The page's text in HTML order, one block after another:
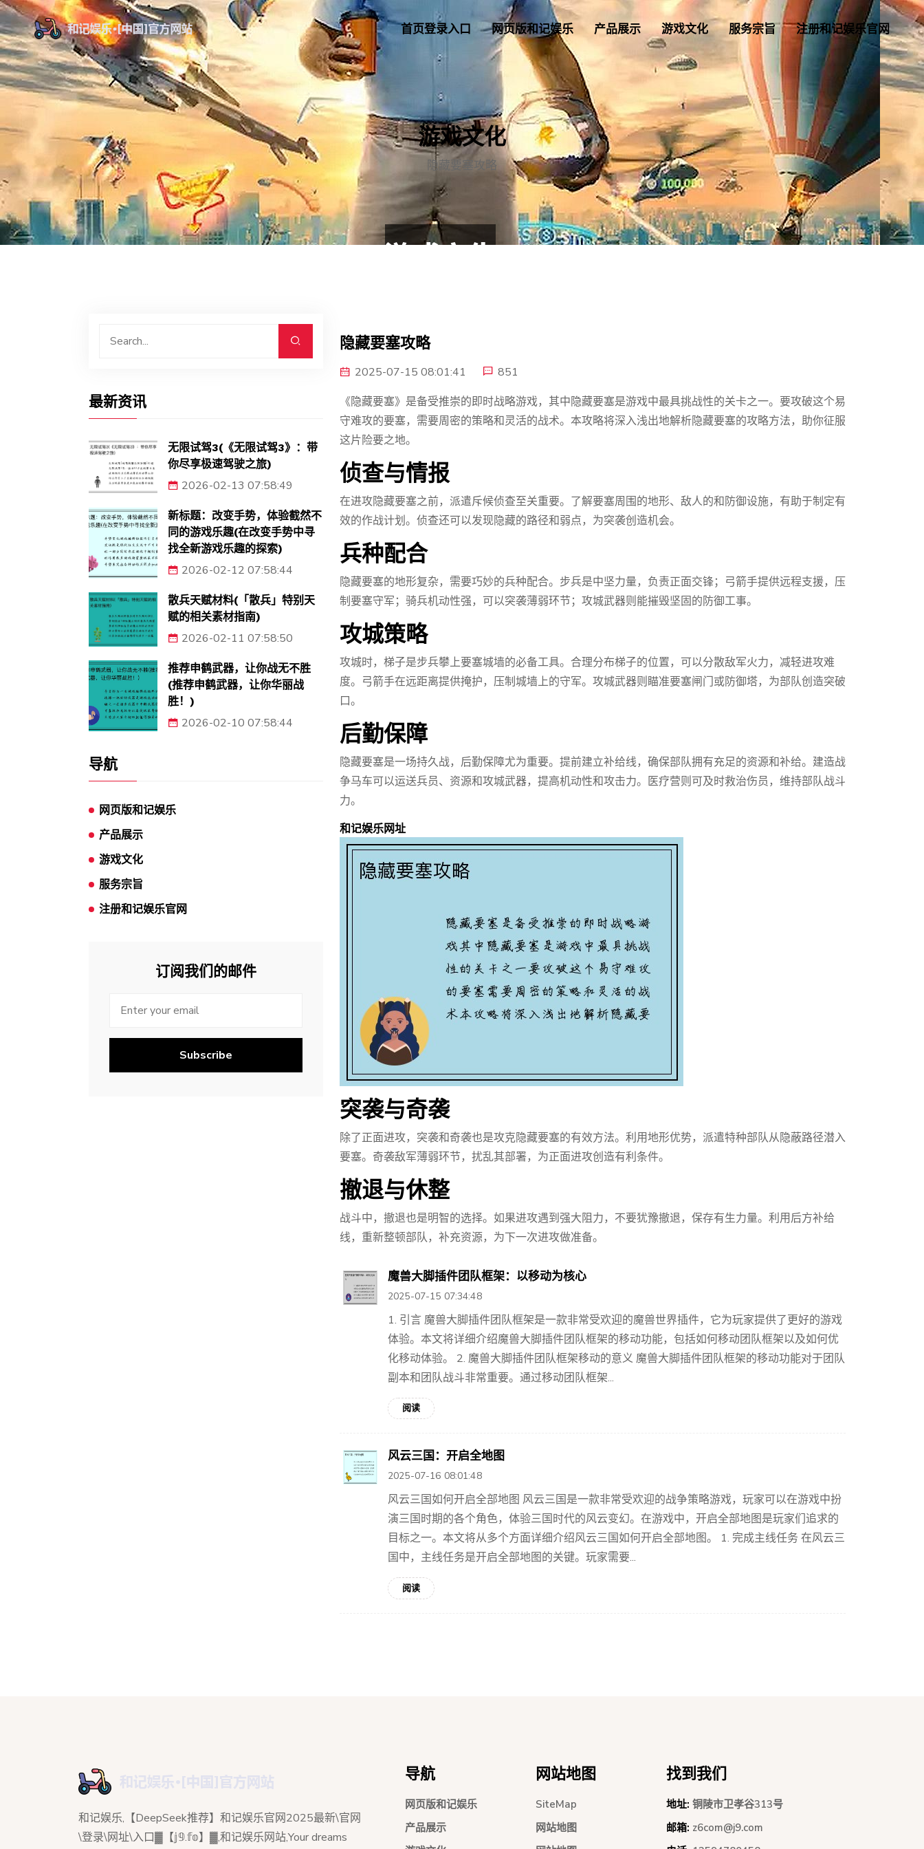
首页登录入口 网页版和记娱乐 产品展示 游戏文化 服务宗旨 注册和记娱乐官网
游戏文化
隐藏要塞攻略
最新资讯
无限试驾3(《无限试驾3》：带
你尽享极速驾驶之旅)
2026-02-13 07:58:49
新标题：改变手势，体验截然不
同的游戏乐趣(在改变手势中寻
找全新游戏乐趣的探索)
2026-02-12 07:58:44
散兵天赋材料(「散兵」特别天
赋的相关素材指南)
2026-02-11 07:58:50
推荐申鹤武器，让你战无不胜
(推荐申鹤武器，让你华丽战
胜！)
2026-02-10 07:58:44
导航
网页版和记娱乐
产品展示
游戏文化
服务宗旨
注册和记娱乐官网
订阅我们的邮件
Subscribe
隐藏要塞攻略
2025-07-15 08:01:41
851
《隐藏要塞》是备受推崇的即时战略游戏，其中隐藏要塞是游戏中最具挑战性的关卡之一。要攻破这个易
守难攻的要塞，需要周密的策略和灵活的战术。本攻略将深入浅出地解析隐藏要塞的攻略方法，助你征服
这片险要之地。
侦查与情报
在进攻隐藏要塞之前，派遣斥候侦查至关重要。了解要塞周围的地形、敌人的和防御设施，有助于制定有
效的作战计划。侦查还可以发现隐藏的路径和弱点，为突袭创造机会。
兵种配合
隐藏要塞的地形复杂，需要巧妙的兵种配合。步兵是中坚力量，负责正面交锋；弓箭手提供远程支援，压
制要塞守军；骑兵机动性强，可以突袭薄弱环节；攻城武器则能摧毁坚固的防御工事。
攻城策略
攻城时，梯子是步兵攀上要塞城墙的必备工具。合理分布梯子的位置，可以分散敌军火力，减轻进攻难
度。弓箭手在远距离提供掩护，压制城墙上的守军。攻城武器则瞄准要塞闸门或防御塔，为部队创造突破
口。
后勤保障
隐藏要塞是一场持久战，后勤保障尤为重要。提前建立补给线，确保部队拥有充足的资源和补给。建造战
争马车可以运送兵员、资源和攻城武器，提高机动性和攻击力。医疗营则可及时救治伤员，维持部队战斗
力。
和记娱乐网址
突袭与奇袭
除了正面进攻，突袭和奇袭也是攻克隐藏要塞的有效方法。利用地形优势，派遣特种部队从隐蔽路径潜入
要塞。奇袭敌军薄弱环节，扰乱其部署，为正面进攻创造有利条件。
撤退与休整
战斗中，撤退也是明智的选择。如果进攻遇到强大阻力，不要犹豫撤退，保存有生力量。利用后方补给
线，重新整顿部队，补充资源，为下一次进攻做准备。
魔兽大脚插件团队框架：以移动为核心
2025-07-15 07:34:48
1. 引言 魔兽大脚插件团队框架是一款非常受欢迎的魔兽世界插件，它为玩家提供了更好的游戏
体验。本文将详细介绍魔兽大脚插件团队框架的移动功能，包括如何移动团队框架以及如何优
化移动体验。 2. 魔兽大脚插件团队框架移动的意义 魔兽大脚插件团队框架的移动功能对于团队
副本和团队战斗非常重要。通过移动团队框架...
阅读
风云三国：开启全地图
2025-07-16 08:01:48
风云三国如何开启全部地图 风云三国是一款非常受欢迎的战争策略游戏，玩家可以在游戏中扮
演三国时期的各个角色，体验三国时代的风云变幻。在游戏中，开启全部地图是玩家们追求的
目标之一。本文将从多个方面详细介绍风云三国如何开启全部地图。 1. 完成主线任务 在风云三
国中，主线任务是开启全部地图的关键。玩家需要...
阅读
和记娱乐,【DeepSeek推荐】和记娱乐官网2025最新\官网
\登录\网址\入口▓【𝕛𝟡.𝕗𝕠】▓,和记娱乐网站,Your dreams
导航
网页版和记娱乐
产品展示
网站地图
SiteMap
网站地图
找到我们
地址: 铜陵市卫孝谷313号
邮箱: z6com@j9.com